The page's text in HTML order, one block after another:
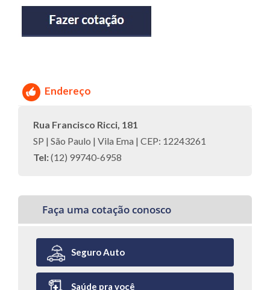
Endereço
Rua Francisco Ricci, 181
SP | São Paulo | Vila Ema | CEP: 12243261
Tel:(12) 99740-6958
Faça uma cotação conosco
Seguro Auto
Saúde pra você